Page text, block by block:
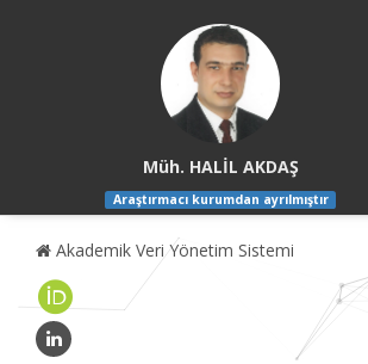
Müh. HALİL AKDAŞ
Araştırmacı kurumdan ayrılmıştır
Akademik Veri Yönetim Sistemi